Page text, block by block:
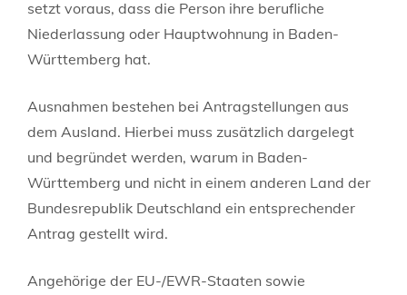
setzt voraus, dass die Person ihre berufliche
Niederlassung oder Hauptwohnung in Baden-
Württemberg hat.
Ausnahmen bestehen bei Antragstellungen aus
dem Ausland. Hierbei muss zusätzlich dargelegt
und begründet werden, warum in Baden-
Württemberg und nicht in einem anderen Land der
Bundesrepublik Deutschland ein entsprechender
Antrag gestellt wird.
Angehörige der EU-/EWR-Staaten sowie